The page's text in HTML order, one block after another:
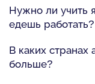
Нужно ли учить
едешь работать?
В каких странах
больше?